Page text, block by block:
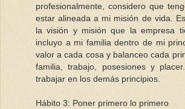
profesionalmente, considero que
estar alineada a mi misión de vida.
la visión y misión que la empresa
incluyo a mi familia dentro de mi
valor a cada cosa y balanceo cada
familia, trabajo, posesiones y
trabajar en los demás principios.
Hábito 3: Poner primero lo primero